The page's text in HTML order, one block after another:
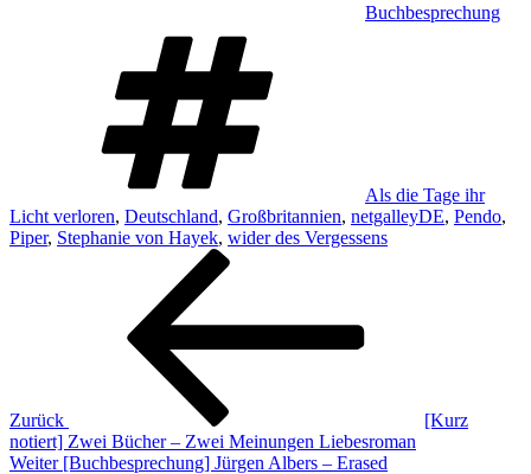
Buchbesprechung
Als die Tage ihr
Licht verloren, Deutschland, Großbritannien, netgalleyDE, Pendo,
Piper, Stephanie von Hayek, wider des Vergessens
Beitragsnavigation
Zurück
[Kurz
notiert] Zwei Bücher – Zwei Meinungen Liebesroman
Nächster
Weiter [Buchbesprechung] Jürgen Albers – Erased